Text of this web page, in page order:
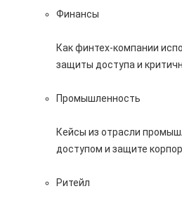
Финансы
Как финтех-компании
защиты доступа и
Промышленность
Кейсы из отрасли
доступом и защите
Ритейл